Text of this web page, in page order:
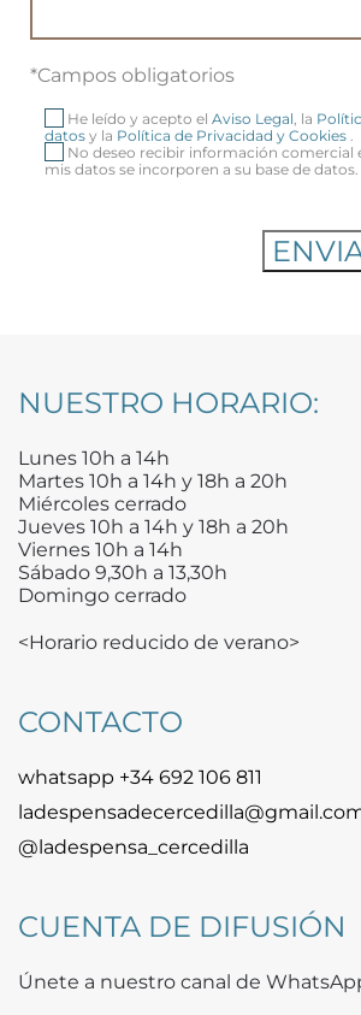
*Campos obligatorios
He leído y acepto el Aviso Legal, la
datos y la Política de Privacidad y Cookies .
No deseo recibir información comercial
mis datos se incorporen a su base de datos.
NUESTRO HORARIO:
Lunes 10h a 14h
Martes 10h a 14h y 18h a 20h
Miércoles cerrado
Jueves 10h a 14h y 18h a 20h
Viernes 10h a 14h
Sábado 9,30h a 13,30h
Domingo cerrado
<Horario reducido de verano>
CONTACTO
whatsapp +34 692 106 811
@ladespensa_cercedilla
CUENTA DE DIFUSIÓN
Únete a nuestro canal de